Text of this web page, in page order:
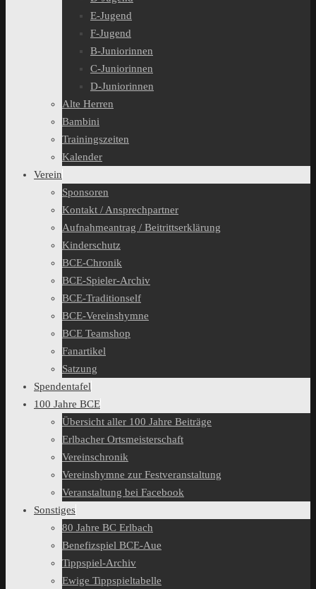
E-Jugend
F-Jugend
B-Juniorinnen
C-Juniorinnen
D-Juniorinnen
Alte Herren
Bambini
Trainingszeiten
Kalender
Verein
Sponsoren
Kontakt / Ansprechpartner
Aufnahmeantrag / Beitrittserklärung
Kinderschutz
BCE-Chronik
BCE-Spieler-Archiv
BCE-Traditionself
BCE-Vereinshymne
BCE Teamshop
Fanartikel
Satzung
Spendentafel
100 Jahre BCE
Übersicht aller 100 Jahre Beiträge
Erlbacher Ortsmeisterschaft
Vereinschronik
Vereinshymne zur Festveranstaltung
Veranstaltung bei Facebook
Sonstiges
80 Jahre BC Erlbach
Benefizspiel BCE-Aue
Tippspiel-Archiv
Ewige Tippspieltabelle